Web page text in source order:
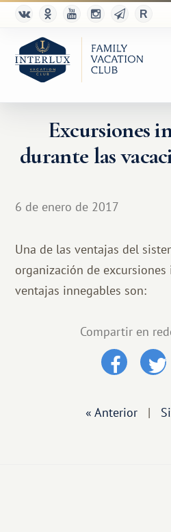
Excursiones
durante las
6 de enero de 2017
Una de las ventajas del
organización de excursiones
ventajas innegables son:
Compartir en
« Anterior |